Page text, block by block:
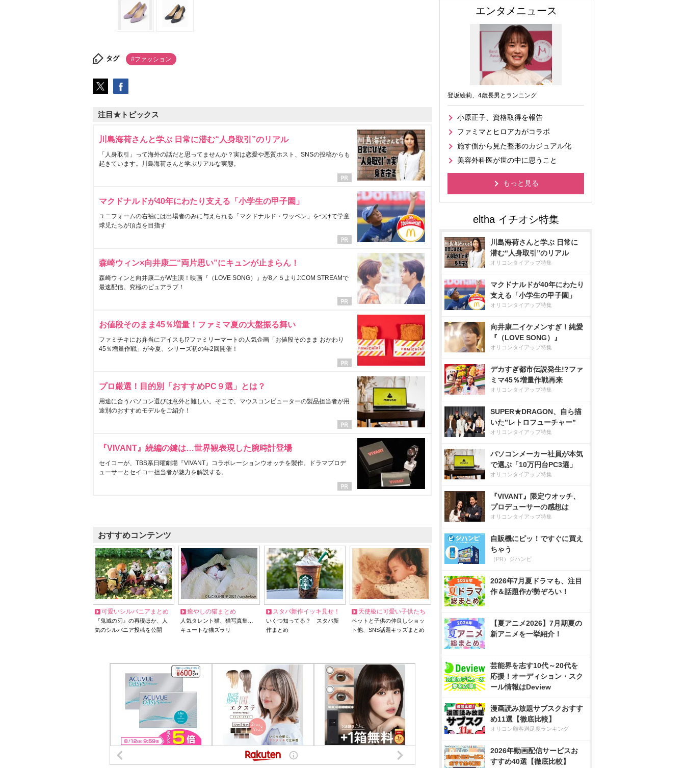
タグ #ファッション
注目★トピックス
川島海荷さんと学ぶ 日常に潜む“人身取引”のリアル
「人身取引」って海外の話だと思ってませんか？実は恋愛や悪質ホスト、SNSの投稿からも
起きています。川島海荷さんと学ぶリアルな実態。
マクドナルドが40年にわたり支える「小学生の甲子園」
ユニフォームの右袖には出場者のみに与えられる「マクドナルド・ワッペン」をつけて学童
球児たちが頂点を目指す
森崎ウィン×向井康二“両片思い”にキュンが止まらん！
森崎ウィンと向井康二がW主演！映画『（LOVE SONG）』が8／５よりJ:COM STREAMで
最速配信。究極のピュアラブ！
お値段そのまま45％増量！ファミマ夏の大盤振る舞い
ファミチキにお弁当にアイスも!?ファミリーマートの人気企画「お値段そのまま おかわり
45％増量作戦」が今夏、シリーズ初の年2回開催！
プロ厳選！目的別「おすすめPC９選」とは？
用途に合うパソコン選びは意外と難しい。そこで、マウスコンピューターの製品担当者が用
途別のおすすめモデルをご紹介！
『VIVANT』続編の鍵は…世界観表現した腕時計登場
セイコーが、TBS系日曜劇場『VIVANT』コラボレーションウオッチを製作。ドラマプロデ
ューサーとセイコー担当者が魅力を解説する。
おすすめコンテンツ
可愛いシルバニアまとめ
『鬼滅の刃』の再現ほか、人
気のシルバニア投稿を公開
癒やしの猫まとめ
人気タレント猫、猫写真集…
キュートな猫ズラリ
スタバ新作イッキ見せ！
いくつ知ってる？ スタバ新
作まとめ
天使級に可愛い子供たち
ペットと子供の仲良しショッ
ト他、SNS話題キッズまとめ
エンタメニュース
登坂絵莉、4歳長男とランニング
小原正子、資格取得を報告
ファミマとヒロアカがコラボ
施す側から見た整形のカジュアル化
美容外科医が世の中に思うこと
もっと見る
川島海荷さんと学ぶ 日常に
潜む“人身取引”のリアル
オリコンタイアップ特集
マクドナルドが40年にわたり
支える「小学生の甲子園」
オリコンタイアップ特集
向井康二イケメンすぎ！純愛
『（LOVE SONG）』
オリコンタイアップ特集
デカすぎ都市伝説発生!?ファ
ミマ45％増量作戦再来
オリコンタイアップ特集
SUPER★DRAGON、自ら描
いた”レトロフューチャー”
オリコンタイアップ特集
パソコンメーカー社員が本気
で選ぶ「10万円台PC3選」
オリコンタイアップ特集
『VIVANT』限定ウオッチ、
プロデューサーの感想は
オリコンタイアップ特集
自販機にピッ！ですぐに買え
ちゃう
（PR）ジハンピ
2026年7月夏ドラマも、注目
作＆話題作が勢ぞろい！
【夏アニメ2026】7月期夏の
新アニメを一挙紹介！
芸能界を志す10代～20代を
応援！オーディション・スク
ール情報はDeview
漫画読み放題サブスクおすす
め11選【徹底比較】
オリコン顧客満足度ランキング
2026年動画配信サービスお
すすめ40選【徹底比較】